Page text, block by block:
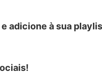
e adicione à sua